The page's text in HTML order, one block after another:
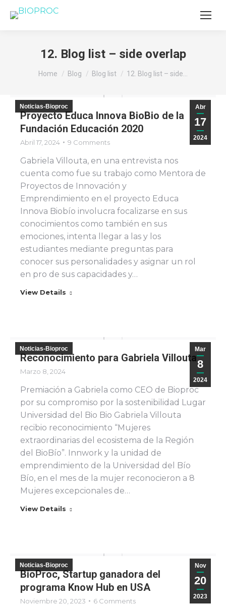
12. Blog list – side overlap
You are here:
Home Blog Blog list 12. Blog list – side…
Abr
17
2024
Noticias-Bioproc
Proyecto Educa Innova BioBio de la
Fundación Educación 2020
Abril 17, 2024 9 Comments
Gabriela Villouta, en una entrevista nos
cuenta como fue su trabajo como Mentora de
Proyectos de Innovación y
Emprendimiento en el proyecto Educa
Innova Biobío involucra focalizarse en sus
conocimientos como también en sus
emociones, intenta llegar a las y los
estudiantes mediante preguntas para
conocer sus personalidades y asignar un rol
en pro de sus capacidades y…
View Details
Mar
8
2024
Noticias-Bioproc
Reconocimiento para Gabriela Villouta
Marzo 8, 2024
Premiación a Gabriela como CEO de Bioproc
por su compromiso por la sostenibilidad Lugar
Universidad del Bio Bio Gabriela Villouta
recibio reconocimiento “Mujeres
extraordinarias del ecosistema de la Región
del BioBío”. Innwork y la unidad de
emprendimiento de la Universidad del Bío
Bío, en el mes de la mujer reconocieron a 8
Mujeres excepcionales de…
View Details
Nov
20
2023
Noticias-Bioproc
BioProc, Startup ganadora del
programa Know Hub en USA
Noviembre 20, 2023 6 Comments